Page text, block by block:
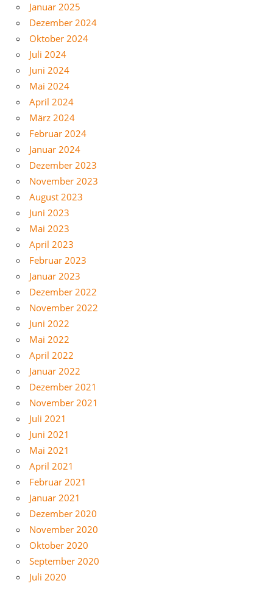
Januar 2025
Dezember 2024
Oktober 2024
Juli 2024
Juni 2024
Mai 2024
April 2024
März 2024
Februar 2024
Januar 2024
Dezember 2023
November 2023
August 2023
Juni 2023
Mai 2023
April 2023
Februar 2023
Januar 2023
Dezember 2022
November 2022
Juni 2022
Mai 2022
April 2022
Januar 2022
Dezember 2021
November 2021
Juli 2021
Juni 2021
Mai 2021
April 2021
Februar 2021
Januar 2021
Dezember 2020
November 2020
Oktober 2020
September 2020
Juli 2020